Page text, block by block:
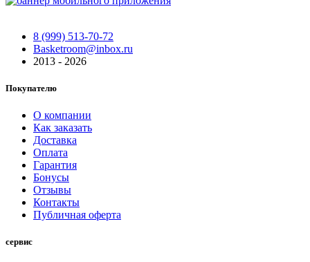
8 (999) 513-70-72
Basketroom@inbox.ru
2013 - 2026
Покупателю
О компании
Как заказать
Доставка
Оплата
Гарантия
Бонусы
Отзывы
Контакты
Публичная оферта
сервис